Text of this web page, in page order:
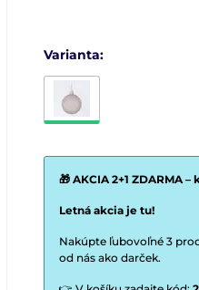
Varianta:
🎁 AKCIA 2+1 ZDARMA
Letná akcia je tu!
Nakúpte ľubovoľné 3
od nás ako darček.